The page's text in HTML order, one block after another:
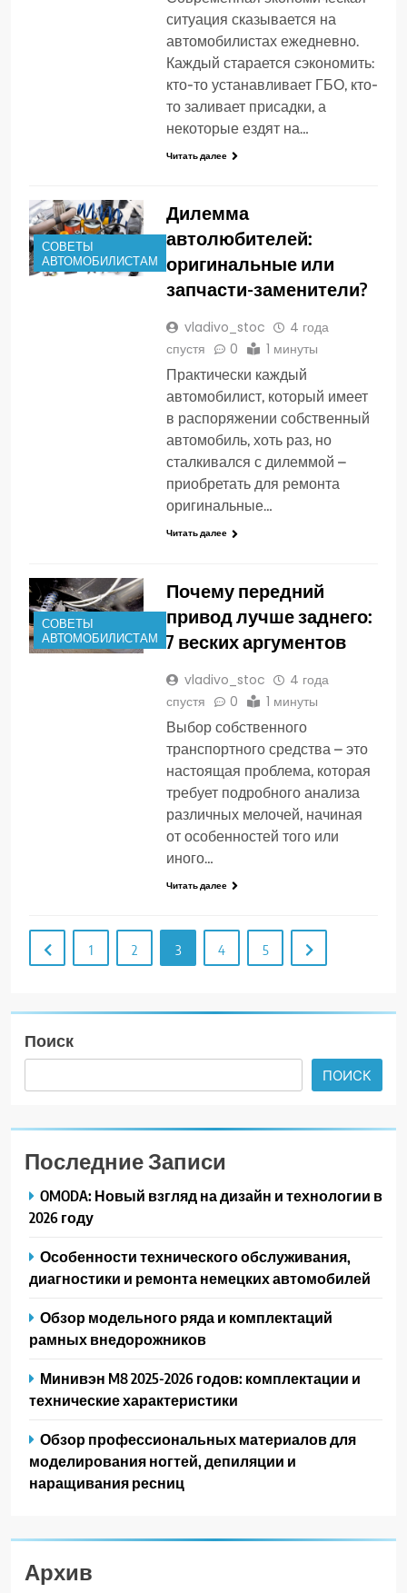
ситуация сказывается на
автомобилистах ежедневно.
Каждый старается сэкономить:
кто-то устанавливает ГБО, кто-
то заливает присадки, а
некоторые ездят на…
Читать далее
СОВЕТЫ
АВТОМОБИЛИСТАМ
Дилемма
автолюбителей:
оригинальные или
запчасти-заменители?
vladivo_stoc
4 года
спустя
0 1 минуты
Практически каждый
автомобилист, который имеет
в распоряжении собственный
автомобиль, хоть раз, но
сталкивался с дилеммой –
приобретать для ремонта
оригинальные…
Читать далее
СОВЕТЫ
АВТОМОБИЛИСТАМ
Почему передний
привод лучше заднего:
7 веских аргументов
vladivo_stoc
4 года
спустя
0 1 минуты
Выбор собственного
транспортного средства – это
настоящая проблема, которая
требует подробного анализа
различных мелочей, начиная
от особенностей того или
иного…
Читать далее
1 2 3 4 5
Поиск
ПОИСК
Последние Записи
OMODA: Новый взгляд на дизайн и технологии в
2026 году
Особенности технического обслуживания,
диагностики и ремонта немецких автомобилей
Обзор модельного ряда и комплектаций
рамных внедорожников
Минивэн M8 2025-2026 годов: комплектации и
технические характеристики
Обзор профессиональных материалов для
моделирования ногтей, депиляции и
наращивания ресниц
Архив